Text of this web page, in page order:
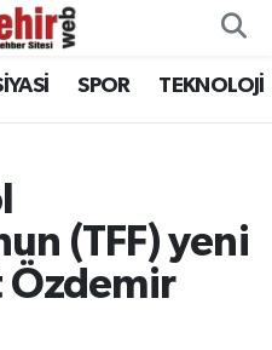
SPOR TEKNOLOJİ
(TFF) yeni
Özdemir
ve Fikstür